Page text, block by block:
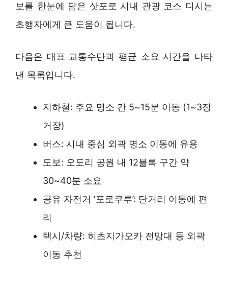
보를 한눈에 담은 삿포로 시내 관광 코스 디시는
초행자에게 큰 도움이 됩니다.
다음은 대표 교통수단과 평균 소요 시간을 나타
낸 목록입니다.
지하철: 주요 명소 간 5~15분 이동 (1~3정
거장)
버스: 시내 중심 외곽 명소 이동에 유용
도보: 오도리 공원 내 12블록 구간 약
30~40분 소요
공유 자전거 ‘포로쿠루’: 단거리 이동에 편
리
택시/차량: 히츠지가오카 전망대 등 외곽
이동 추천